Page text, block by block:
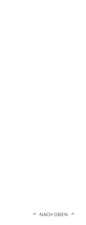
NACH OBEN